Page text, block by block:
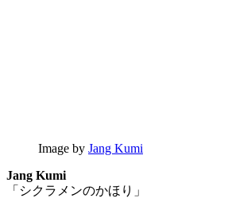
Image by Jang Kumi
Jang Kumi
「シクラメンのかほり」